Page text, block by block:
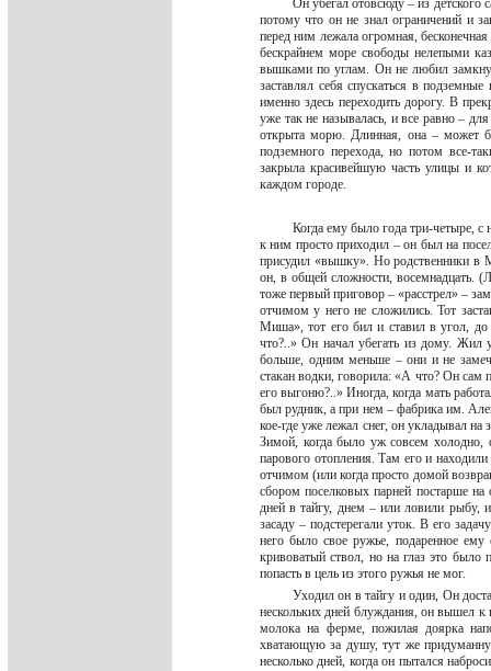
Он убегал отовсюду – из детского
потому что он не знал ограничений и
перед ним лежала огромная,
бескрайнем море свободы нелепыми
вышками по углам. Он не любил
заставлял себя спускаться в
именно здесь переходить дорогу. В
уже так не называлась, и все равно –
открыта морю. Длинная, она – может
подземного перехода, но потом все-
закрыла красивейшую часть улицы и
каждом городе.
Когда ему было года три-четыре,
к ним просто приходил – он был на
присудил «вышку». Но родственники в
он, в общей сложности, восемнадцать.
тоже первый приговор – «расстрел» –
отчимом у него не сложились. Тот
Миша», тот его бил и ставил в угол, до
что?..» Он начал убегать из дому. Жил
больше, одним меньше – они и не
стакан водки, говорила: «А что? Он сам
его выгоню?..» Иногда, когда мать
был рудник, а при нем – фабрика им.
кое-где уже лежал снег, он укладывал
Зимой, когда было уж совсем
парового отопления. Там его и
отчимом (или когда просто домой
сбором поселковых парней постарше
дней в тайгу, днем – или ловили рыбу,
засаду – подстерегали уток. В его
него было свое ружье, подаренное
кривоватый ствол, но на глаз это
попасть в цель из этого ружья не мог.
Уходил он в тайгу и один, Он
нескольких дней блуждания, он вышел к
молока на ферме, пожилая доярка
хватающую за душу, тут же
несколько дней, когда он пытался